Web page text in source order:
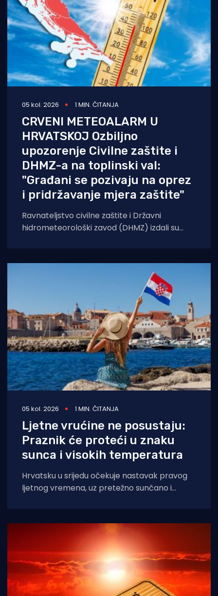
05 kol. 2026 1 MIN. ČITANJA
CRVENI METEOALARM U
HRVATSKOJ Ozbiljno
upozorenje Civilne zaštite i
DHMZ-a na toplinski val:
"Građani se pozivaju na oprez
i pridržavanje mjera zaštite"
Ravnateljstvo civilne zaštite i Državni
hidrometeorološki zavod (DHMZ) izdali su
05 kol. 2026 1 MIN. ČITANJA
Ljetne vrućine ne posustaju:
Praznik će proteći u znaku
sunca i visokih temperatura
Hrvatsku u srijedu očekuje nastavak pravog
ljetnog vremena, uz pretežno sunčano i